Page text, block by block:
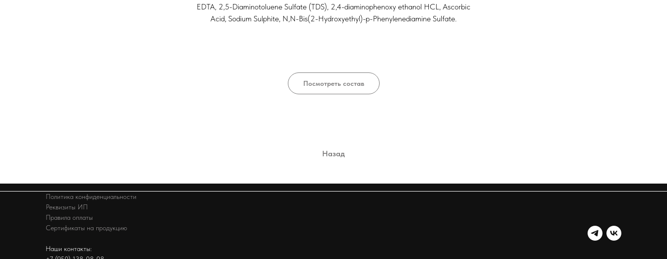
EDTA, 2,5-Diaminotoluene Sulfate (TDS), 2,4-diaminophenoxy ethanol HCL, Ascorbic
Acid, Sodium Sulphite, N,N-Bis(2-Hydroxyethyl)-p-Phenylenediamine Sulfate.
Посмотреть состав
Назад
Политика конфиденциальности
Реквизиты ИП
Правила оплаты
Сертификаты на продукцию
Наши контакты: